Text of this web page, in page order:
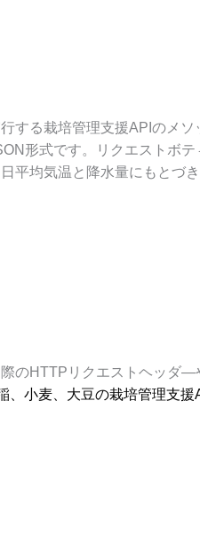
する栽培管理支援APIのメ
形式です。リクエストボ
平均気温と降水量にもとづ
のHTTPリクエストヘッダ
、小麦、大豆の栽培管理支